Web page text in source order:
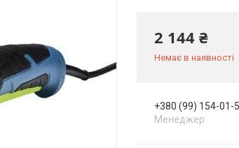
2 144 ₴
Немає в наявності
+380 (99) 154-01-
Менеджер